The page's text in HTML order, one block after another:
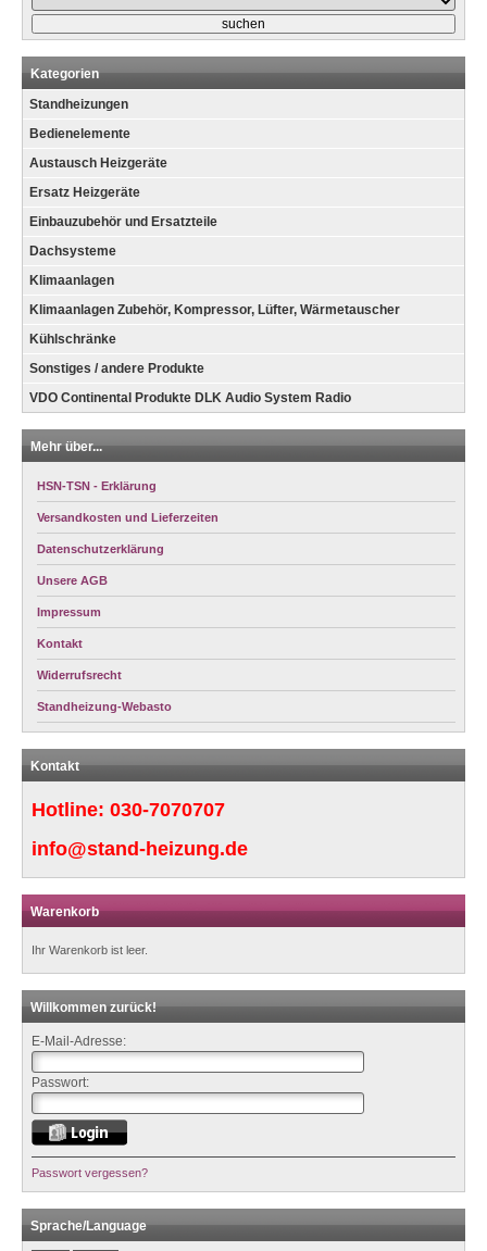
Kategorien
Standheizungen
Bedienelemente
Austausch Heizgeräte
Ersatz Heizgeräte
Einbauzubehör und Ersatzteile
Dachsysteme
Klimaanlagen
Klimaanlagen Zubehör, Kompressor, Lüfter, Wärmetauscher
Kühlschränke
Sonstiges / andere Produkte
VDO Continental Produkte DLK Audio System Radio
Mehr über...
HSN-TSN - Erklärung
Versandkosten und Lieferzeiten
Datenschutzerklärung
Unsere AGB
Impressum
Kontakt
Widerrufsrecht
Standheizung-Webasto
Kontakt
Hotline: 030-7070707
info@stand-heizung.de
Warenkorb
Ihr Warenkorb ist leer.
Willkommen zurück!
E-Mail-Adresse:
Passwort:
Passwort vergessen?
Sprache/Language